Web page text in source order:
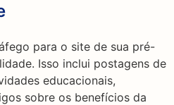
para o site de sua pré-
Isso inclui postagens de
educacionais,
sobre os benefícios da